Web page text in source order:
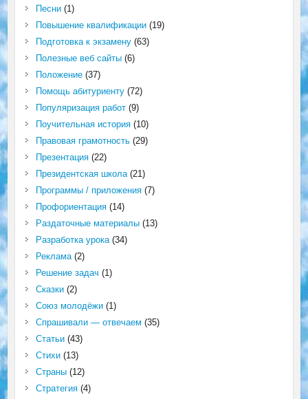
Песни(1)
Повышение квалификации(19)
Подготовка к экзамену(63)
Полезные веб сайты(6)
Положение(37)
Помощь абитуриенту(72)
Популяризация работ(9)
Поучительная история(10)
Правовая грамотность(29)
Презентация(22)
Президентская школа(21)
Программы / приложения(7)
Профориентация(14)
Раздаточные материалы(13)
Разработка урока(34)
Реклама(2)
Решение задач (1)
Сказки(2)
Союз молодёжи(1)
Спрашивали — отвечаем (35)
Статьи(43)
Стихи(13)
Страны(12)
Стратегия(4)